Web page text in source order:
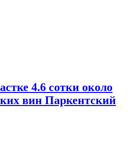
4.6 сотки около
вин Паркентский